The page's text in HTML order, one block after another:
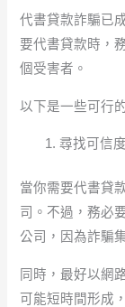
代書貸款詐騙已
要代書貸款時，
個受害者。
以下是一些可行
尋找可信
當你需要代書貸
司。不過，務必
公司，因為詐騙
同時，最好以網
可能短時間形成